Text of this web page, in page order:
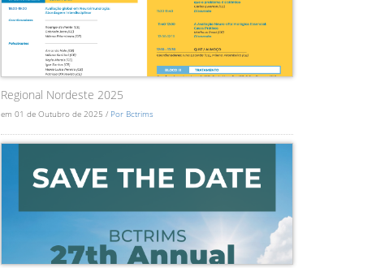
Regional Nordeste 2025
em 01 de Outubro de 2025 / Por Bctrims